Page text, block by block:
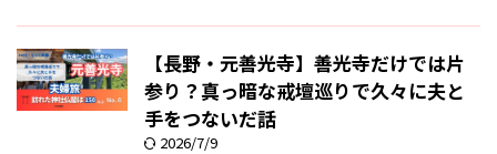
【長野・元善光寺】善光寺だけでは片
参り？真っ暗な戒壇巡りで久々に夫と
手をつないだ話
2026/7/9